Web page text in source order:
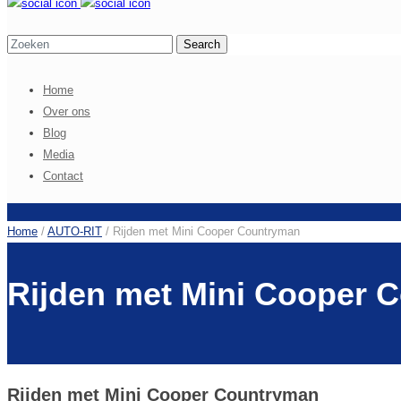
Home
Over ons
Blog
Media
Contact
Home / AUTO-RIT / Rijden met Mini Cooper Countryman
Rijden met Mini Cooper
Rijden met Mini Cooper Countryman